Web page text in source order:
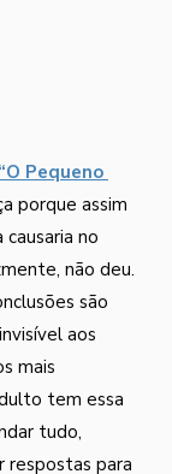
“O Pequeno
porque assim
no
não deu.
são
aos
mais
tem essa
tudo,
respostas para